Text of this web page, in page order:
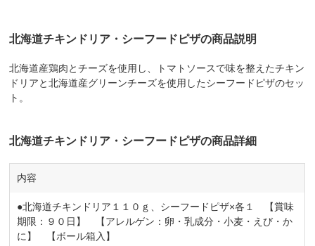
北海道チキンドリア・シーフードピザの商品説明
北海道産鶏肉とチーズを使用し、トマトソースで味を整えたチキン
ドリアと北海道産グリーンチーズを使用したシーフードピザのセッ
ト。
北海道チキンドリア・シーフードピザの商品詳細
内容
●北海道チキンドリア１１０ｇ、シーフードピザ×各１ 【賞味
期限：９０日】 【アレルゲン：卵・乳成分・小麦・えび・か
に】 【ボール箱入】